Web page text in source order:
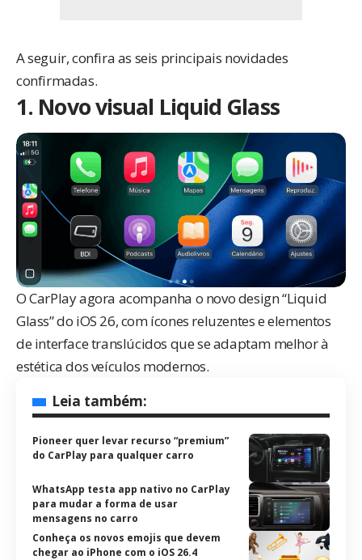
A seguir, confira as seis principais novidades
confirmadas.
1. Novo visual Liquid Glass
O CarPlay agora acompanha o novo design “Liquid
Glass” do iOS 26, com ícones reluzentes e elementos
de interface translúcidos que se adaptam melhor à
estética dos veículos modernos.
Leia também:
Pioneer quer levar recurso “premium”
do CarPlay para qualquer carro
WhatsApp testa app nativo no CarPlay
para mudar a forma de usar
mensagens no carro
Conheça os novos emojis que devem
chegar ao iPhone com o iOS 26.4